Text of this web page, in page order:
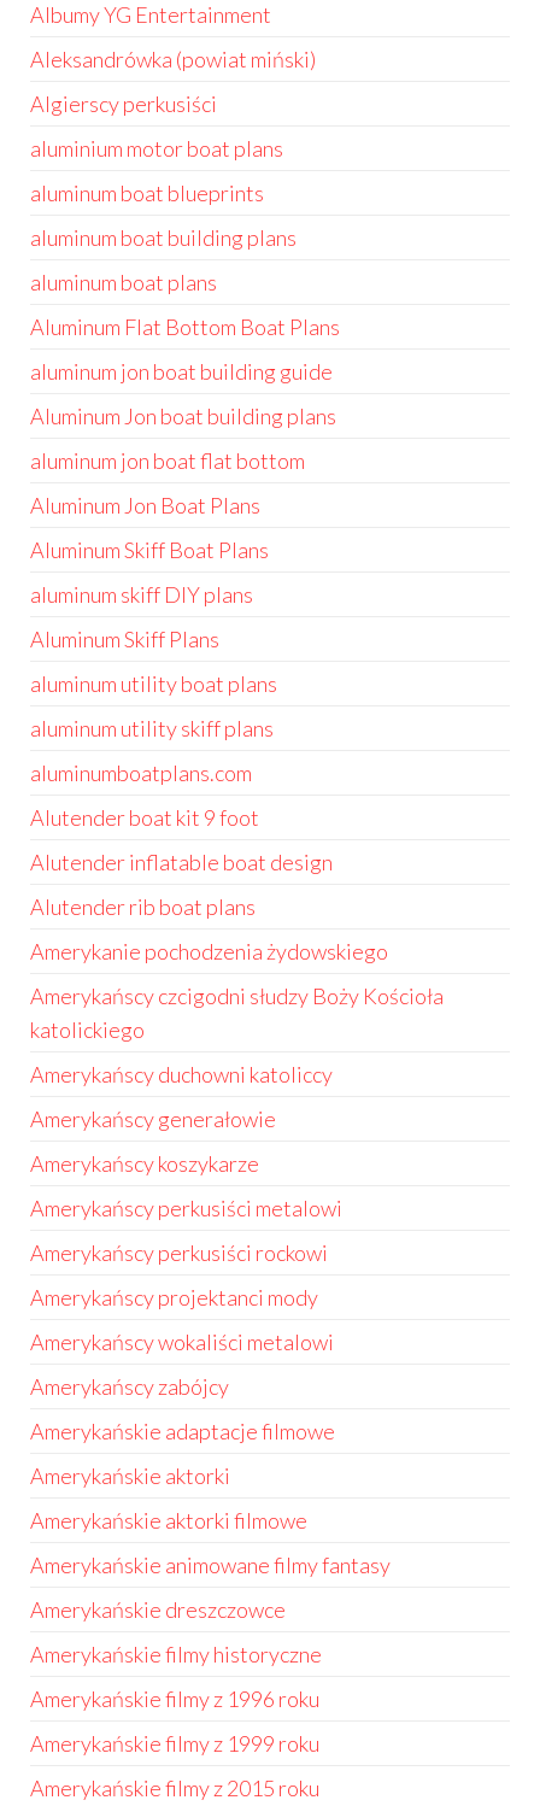
Albumy YG Entertainment
Aleksandrówka (powiat miński)
Algierscy perkusiści
aluminium motor boat plans
aluminum boat blueprints
aluminum boat building plans
aluminum boat plans
Aluminum Flat Bottom Boat Plans
aluminum jon boat building guide
Aluminum Jon boat building plans
aluminum jon boat flat bottom
Aluminum Jon Boat Plans
Aluminum Skiff Boat Plans
aluminum skiff DIY plans
Aluminum Skiff Plans
aluminum utility boat plans
aluminum utility skiff plans
aluminumboatplans.com
Alutender boat kit 9 foot
Alutender inflatable boat design
Alutender rib boat plans
Amerykanie pochodzenia żydowskiego
Amerykańscy czcigodni słudzy Boży Kościoła
katolickiego
Amerykańscy duchowni katoliccy
Amerykańscy generałowie
Amerykańscy koszykarze
Amerykańscy perkusiści metalowi
Amerykańscy perkusiści rockowi
Amerykańscy projektanci mody
Amerykańscy wokaliści metalowi
Amerykańscy zabójcy
Amerykańskie adaptacje filmowe
Amerykańskie aktorki
Amerykańskie aktorki filmowe
Amerykańskie animowane filmy fantasy
Amerykańskie dreszczowce
Amerykańskie filmy historyczne
Amerykańskie filmy z 1996 roku
Amerykańskie filmy z 1999 roku
Amerykańskie filmy z 2015 roku